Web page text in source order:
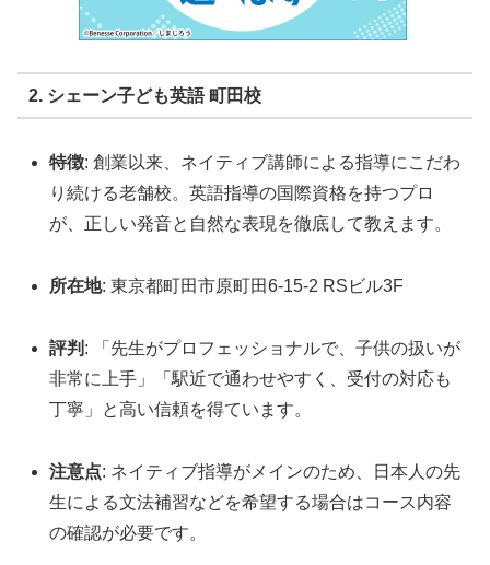
2. シェーン子ども英語 町田校
特徴: 創業以来、ネイティブ講師による指導にこだわ
り続ける老舗校。英語指導の国際資格を持つプロ
が、正しい発音と自然な表現を徹底して教えます。
所在地: 東京都町田市原町田6-15-2 RSビル3F
評判 : 「先生がプロフェッショナルで、子供の扱いが
非常に上手」「駅近で通わせやすく、受付の対応も
丁寧」と高い信頼を得ています。
注意点: ネイティブ指導がメインのため、日本人の先
生による文法補習などを希望する場合はコース内容
の確認が必要です。